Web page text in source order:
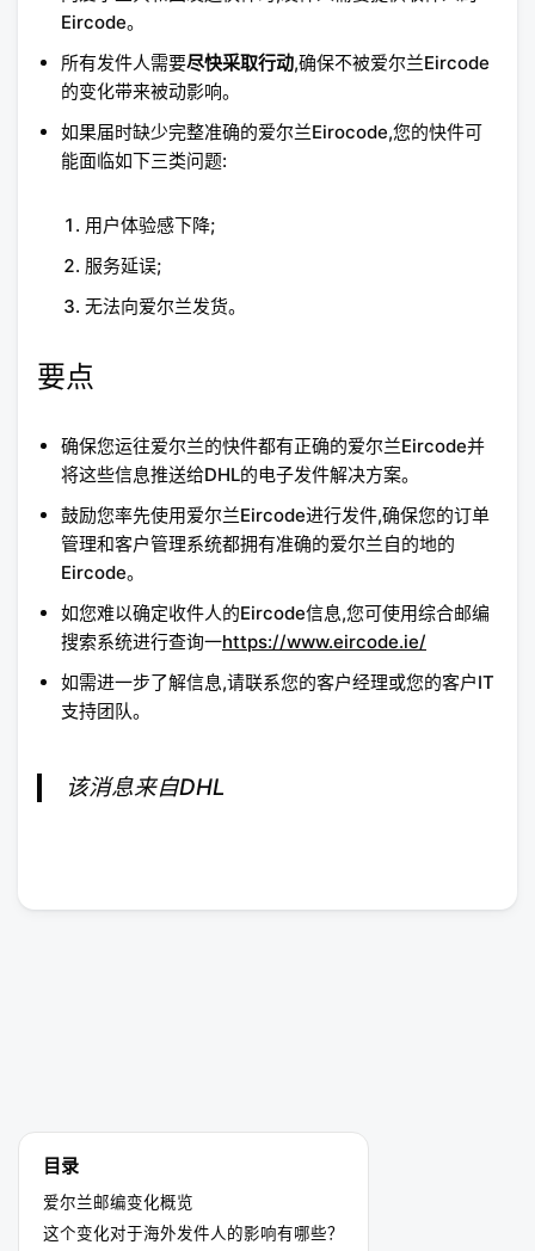
Eircode。
所有发件人需要尽快采取行动,确保不被爱尔兰Eircode
的变化带来被动影响。
如果届时缺少完整准确的爱尔兰Eirocode,您的快件可
能面临如下三类问题:
用户体验感下降;
服务延误;
无法向爱尔兰发货。
要点
确保您运往爱尔兰的快件都有正确的爱尔兰Eircode并
将这些信息推送给DHL的电子发件解决方案。
鼓励您率先使用爱尔兰Eircode进行发件,确保您的订单
管理和客户管理系统都拥有准确的爱尔兰自的地的
Eircode。
如您难以确定收件人的Eircode信息,您可使用综合邮编
搜索系统进行查询一https://www.eircode.ie/
如需进一步了解信息,请联系您的客户经理或您的客户IT
支持团队。
该消息来自DHL
目录
爱尔兰邮编变化概览
这个变化对于海外发件人的影响有哪些？